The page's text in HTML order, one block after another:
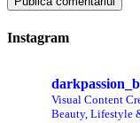
Instagram
Visual Content
Beauty, Lifestyle